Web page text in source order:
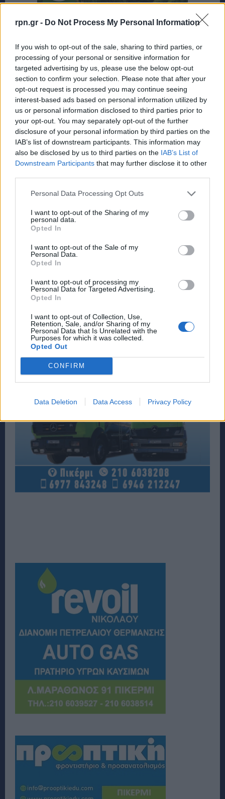
rpn.gr - Do Not Process My Personal Information
If you wish to opt-out of the sale, sharing to third parties, or
processing of your personal or sensitive information for
targeted advertising by us, please use the below opt-out
section to confirm your selection. Please note that after your
opt-out request is processed you may continue seeing
interest-based ads based on personal information utilized by
us or personal information disclosed to third parties prior to
your opt-out. You may separately opt-out of the further
disclosure of your personal information by third parties on the
IAB’s list of downstream participants. This information may
also be disclosed by us to third parties on the IAB’s List of
Downstream Participants that may further disclose it to other
Personal Data Processing Opt Outs
I want to opt-out of the Sharing of my
personal data.
Opted In
I want to opt-out of the Sale of my
Personal Data.
Opted In
I want to opt-out of processing my
Personal Data for Targeted Advertising.
Opted In
I want to opt-out of Collection, Use,
Retention, Sale, and/or Sharing of my
Personal Data that Is Unrelated with the
Purposes for which it was collected.
Opted Out
CONFIRM
Data Deletion Data Access Privacy Policy